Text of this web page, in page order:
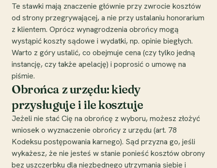
Te stawki mają znaczenie głównie przy zwrocie kosztów
od strony przegrywającej, a nie przy ustalaniu honorarium
z klientem. Oprócz wynagrodzenia obrońcy mogą
wystąpić koszty sądowe i wydatki, np. opinie biegłych.
Warto z góry ustalić, co obejmuje cena (czy tylko jedną
instancję, czy także apelację) i poprosić o umowę na
piśmie.
Obrońca z urzędu: kiedy
przysługuje i ile kosztuje
Jeżeli nie stać Cię na obrońcę z wyboru, możesz złożyć
wniosek o wyznaczenie obrońcy z urzędu (art. 78
Kodeksu postępowania karnego). Sąd przyzna go, jeśli
wykażesz, że nie jesteś w stanie ponieść kosztów obrony
bez uszczerbku dla niezbędnego utrzymania siebie i